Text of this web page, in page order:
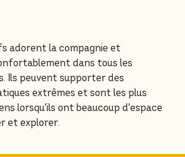
adorent la compagnie et
dans tous les
Ils peuvent supporter des
extrêmes et sont les plus
lorsqu'ils ont beaucoup d'espace
et explorer.